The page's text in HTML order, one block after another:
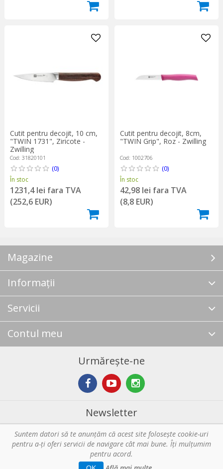
Cutit pentru decojit, 10 cm,
"TWIN 1731", Ziricote -
Zwilling
Cod: 31820101
(0)
În stoc
1231,4 lei fara TVA
(252,6 EUR)
Cutit pentru decojit, 8cm,
"TWIN Grip", Roz - Zwilling
Cod: 1002706
(0)
În stoc
42,98 lei fara TVA
(8,8 EUR)
Magazine
Informații
Servicii
Contul meu
Urmărește-ne
Newsletter
Abonare
Copyright © 2026 Horeca - Pentru profesionistii din bucatarie. Toate
Suntem datori să te anunţăm că acest site foloseşte cookie-uri
pentru a-ți oferi servicii de navigare cât mai bune. Îţi mulțumim
pentru acord.